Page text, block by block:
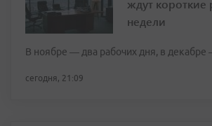
ждут короткие
недели
В ноябре — два рабочих дня, в декабре
сегодня, 21:09